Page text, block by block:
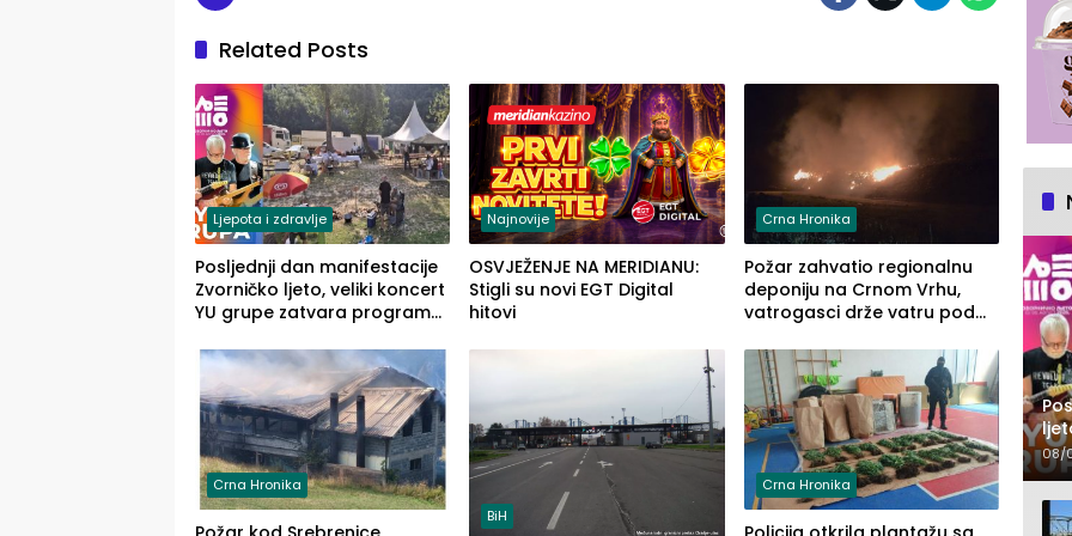
Related Posts
Ljepota i zdravlje
Posljednji dan manifestacije
Zvorničko ljeto, veliki koncert
YU grupe zatvara program
Najnovije
OSVJEŽENJE NA MERIDIANU:
Stigli su novi EGT Digital
hitovi
Crna Hronika
Požar zahvatio regionalnu
deponiju na Crnom Vrhu,
vatrogasci drže vatru pod
Crna Hronika
BiH
Crna Hronika
08/